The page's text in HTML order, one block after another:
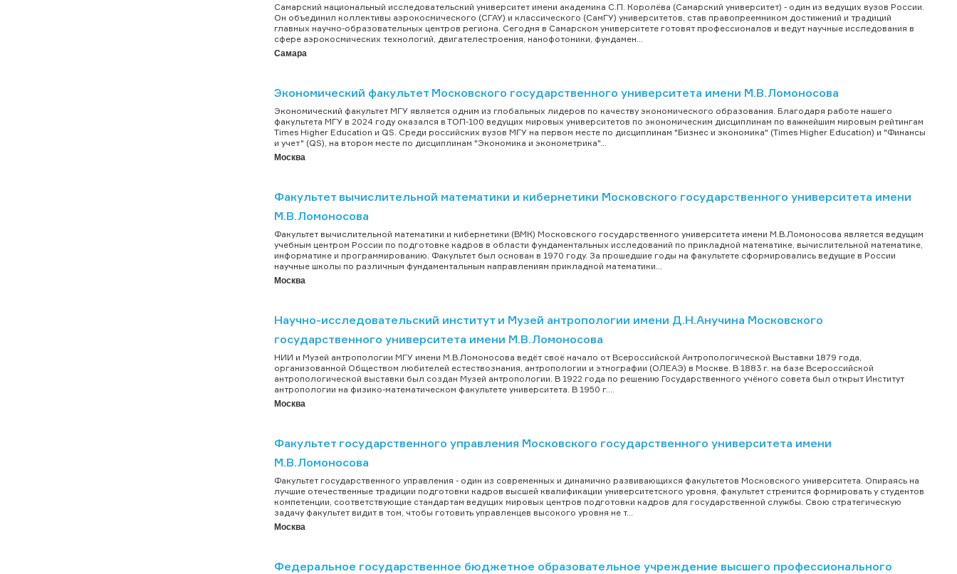
Самарский национальный исследовательский университет имени академика С.П. Королёва (Самарский университет) - один из ведущих вузов России.
Он объединил коллективы аэрокосмического (СГАУ) и классического (СамГУ) университетов, став правопреемником достижений и традиций
главных научно-образовательных центров региона. Сегодня в Самарском университете готовят профессионалов и ведут научные исследования в
сфере аэрокосмических технологий, двигателестроения, нанофотоники, фундамен...
Самара
Экономический факультет Московского государственного университета имени М.В.Ломоносова
Экономический факультет МГУ является одним из глобальных лидеров по качеству экономического образования. Благодаря работе нашего
факультета МГУ в 2024 году оказался в ТОП-100 ведущих мировых университетов по экономическим дисциплинам по важнейшим мировым рейтингам
Times Higher Education и QS. Среди российских вузов МГУ на первом месте по дисциплинам "Бизнес и экономика" (Times Higher Education) и "Финансы
и учет" (QS), на втором месте по дисциплинам "Экономика и эконометрика"...
Москва
Факультет вычислительной математики и кибернетики Московского государственного университета имени
М.В.Ломоносова
Факультет вычислительной математики и кибернетики (ВМК) Московского государственного университета имени М.В.Ломоносова является ведущим
учебным центром России по подготовке кадров в области фундаментальных исследований по прикладной математике, вычислительной математике,
информатике и программированию. Факультет был основан в 1970 году. За прошедшие годы на факультете сформировались ведущие в России
научные школы по различным фундаментальным направлениям прикладной математики...
Москва
Научно-исследовательский институт и Музей антропологии имени Д.Н.Анучина Московского
государственного университета имени М.В.Ломоносова
НИИ и Музей антропологии МГУ имени М.В.Ломоносова ведёт своё начало от Всероссийской Антропологической Выставки 1879 года,
организованной Обществом любителей естествознания, антропологии и этнографии (ОЛЕАЭ) в Москве. В 1883 г. на базе Всероссийской
антропологической выставки был создан Музей антропологии. В 1922 года по решению Государственного учёного совета был открыт Институт
антропологии на физико-математическом факультете университета. В 1950 г....
Москва
Факультет государственного управления Московского государственного университета имени
М.В.Ломоносова
Факультет государственного управления - один из современных и динамично развивающихся факультетов Московского университета. Опираясь на
лучшие отечественные традиции подготовки кадров высшей квалификации университетского уровня, факультет стремится формировать у студентов
компетенции, соответствующие стандартам ведущих мировых центров подготовки кадров для государственной службы. Свою стратегическую
задачу факультет видит в том, чтобы готовить управленцев высокого уровня не т...
Москва
Федеральное государственное бюджетное образовательное учреждение высшего профессионального